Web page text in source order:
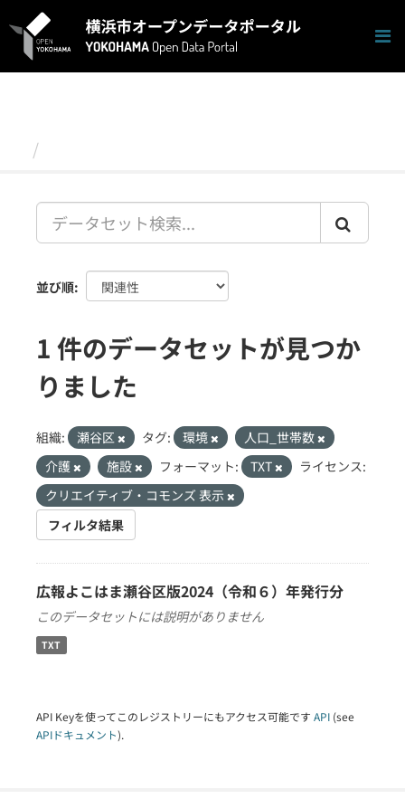
キ
並び順
1 件のデータセットが見つか
りました
組織: 瀬谷区 タグ: 環境
人口_世帯数
介護
施設 フォーマット: TXT
ライセンス:
クリエイティブ・コモンズ 表示
フィルタ結果
広報よこはま瀬谷区版2024（令和６）年発行分
このデータセットには説明がありません
TXT
API Keyを使ってこのレジストリーにもアクセス可能です API (see
APIドキュメント).